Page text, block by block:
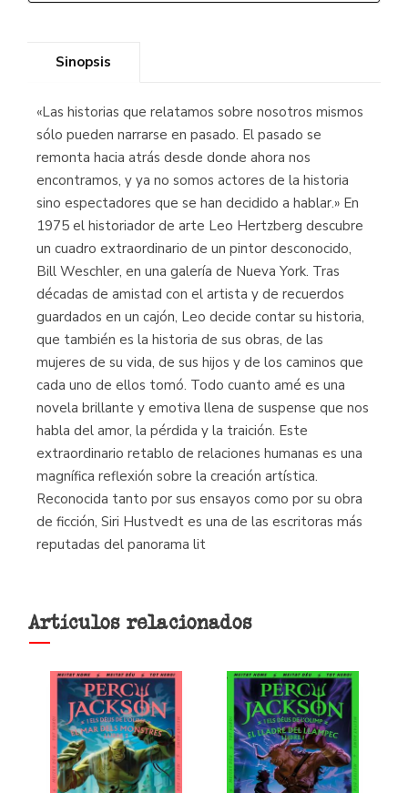
Sinopsis
«Las historias que relatamos sobre nosotros mismos
sólo pueden narrarse en pasado. El pasado se
remonta hacia atrás desde donde ahora nos
encontramos, y ya no somos actores de la historia
sino espectadores que se han decidido a hablar.» En
1975 el historiador de arte Leo Hertzberg descubre
un cuadro extraordinario de un pintor desconocido,
Bill Weschler, en una galería de Nueva York. Tras
décadas de amistad con el artista y de recuerdos
guardados en un cajón, Leo decide contar su historia,
que también es la historia de sus obras, de las
mujeres de su vida, de sus hijos y de los caminos que
cada uno de ellos tomó. Todo cuanto amé es una
novela brillante y emotiva llena de suspense que nos
habla del amor, la pérdida y la traición. Este
extraordinario retablo de relaciones humanas es una
magnífica reflexión sobre la creación artística.
Reconocida tanto por sus ensayos como por su obra
de ficción, Siri Hustvedt es una de las escritoras más
reputadas del panorama lit
Artículos relacionados